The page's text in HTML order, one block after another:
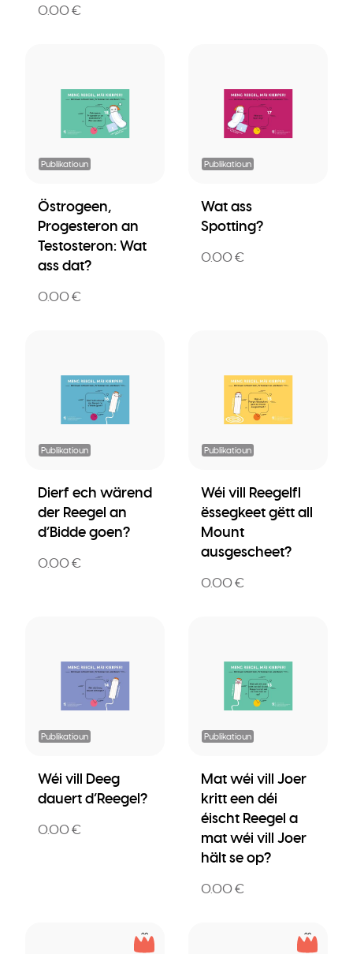
0.00 €
Publikatioun
Östrogeen,
Progesteron an
Testosteron: Wat
ass dat?
0.00 €
Publikatioun
Wat ass
Spotting?
0.00 €
Publikatioun
Dierf ech wärend
der Reegel an
d’Bidde goen?
0.00 €
Publikatioun
Wéi vill Reegelfl
ëssegkeet gëtt all
Mount
ausgescheet?
0.00 €
Publikatioun
Wéi vill Deeg
dauert d’Reegel?
0.00 €
Publikatioun
Mat wéi vill Joer
kritt een déi
éischt Reegel a
mat wéi vill Joer
hält se op?
0.00 €